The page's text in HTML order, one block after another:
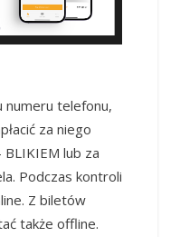
numeru telefonu,
za niego
lub za
Podczas kontroli
Z biletów
także offline.